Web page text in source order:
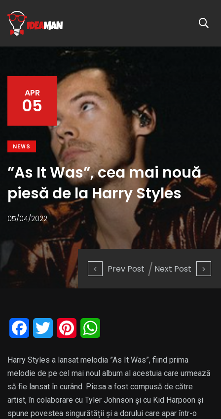
Prev Post Next Post
APR
05
NEWS
”As It Was”, cea mai nouă
piesă de la Harry Styles
05/04/2022
Facebook
Twitter Pinterest
Harry Styles a lansat melodia ”As It Was”, fiind prima
melodie de pe cel mai noul album al acestuia care urmează
să fie lansat în curând. Piesa a fost compusă de către
artist, în colaborare cu Tyler Johnson și cu Kid Harpoon și
spune povestea singurătății și a dorului care apar într-o